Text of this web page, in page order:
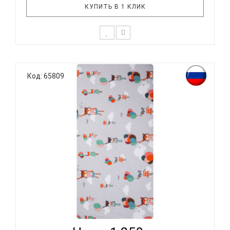
КУПИТЬ В 1 КЛИК
родитель подходит очень основательно. Ведь
ребенок большую часть времени проводит в
кровати. И натуральность тканей, нежный и
веселый рисунок, высокая устойчивость к частым
стиркам – очень важные параметр..
Код: 65809
ВОМБАТИК CLASSIC COLLECTION ЛИСЯТА -
ПРОСТЫНЯ...